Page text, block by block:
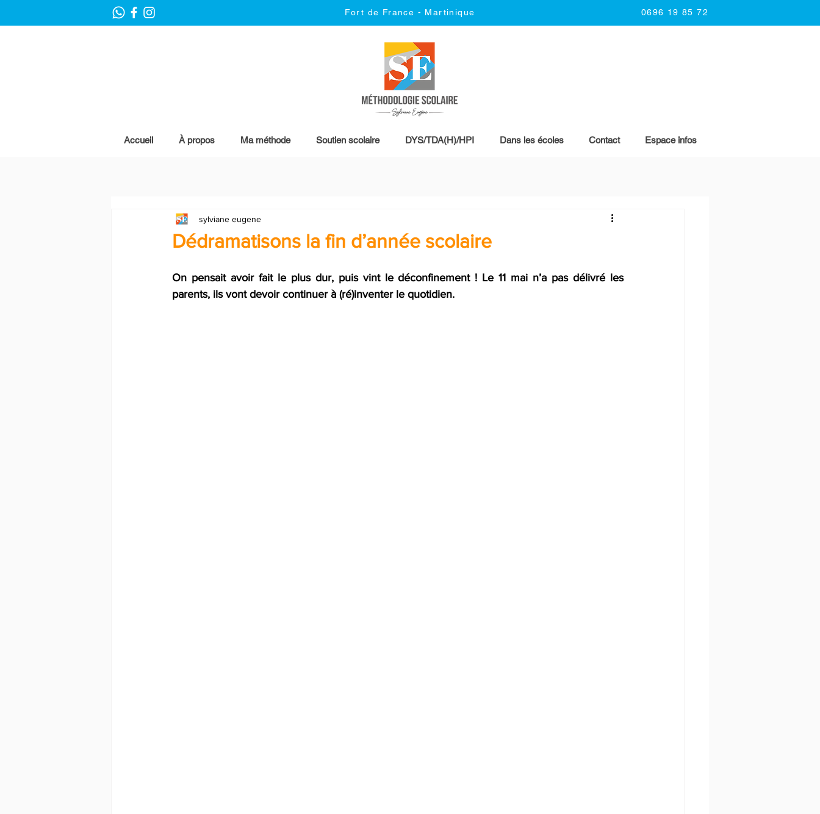
Fort de France - Martinique 0696 19 85 72
Accueil À propos Ma méthode Soutien scolaire DYS/TDA(H)/HPI Dans les écoles Contact Espace infos
Dédramatisons la fin d’année scolaire
sylviane eugene
On pensait avoir fait le plus dur, puis vint le déconfinement ! Le 11 mai n’a pas délivré les
parents, ils vont devoir continuer à (ré)inventer le quotidien.